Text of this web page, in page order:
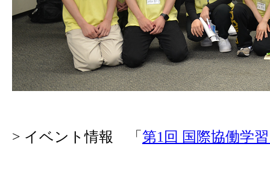
> イベント情報 「 第1回 国際協働学